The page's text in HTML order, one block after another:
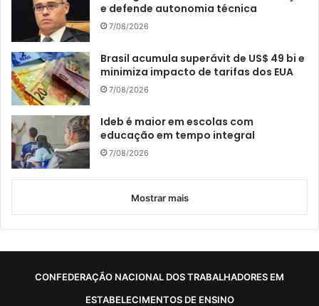
e defende autonomia técnica
7/08/2026
Brasil acumula superávit de US$ 49 bi e
minimiza impacto de tarifas dos EUA
7/08/2026
Ideb é maior em escolas com
educação em tempo integral
7/08/2026
Mostrar mais
CONFEDERAÇÃO NACIONAL DOS TRABALHADORES EM
ESTABELECIMENTOS DE ENSINO